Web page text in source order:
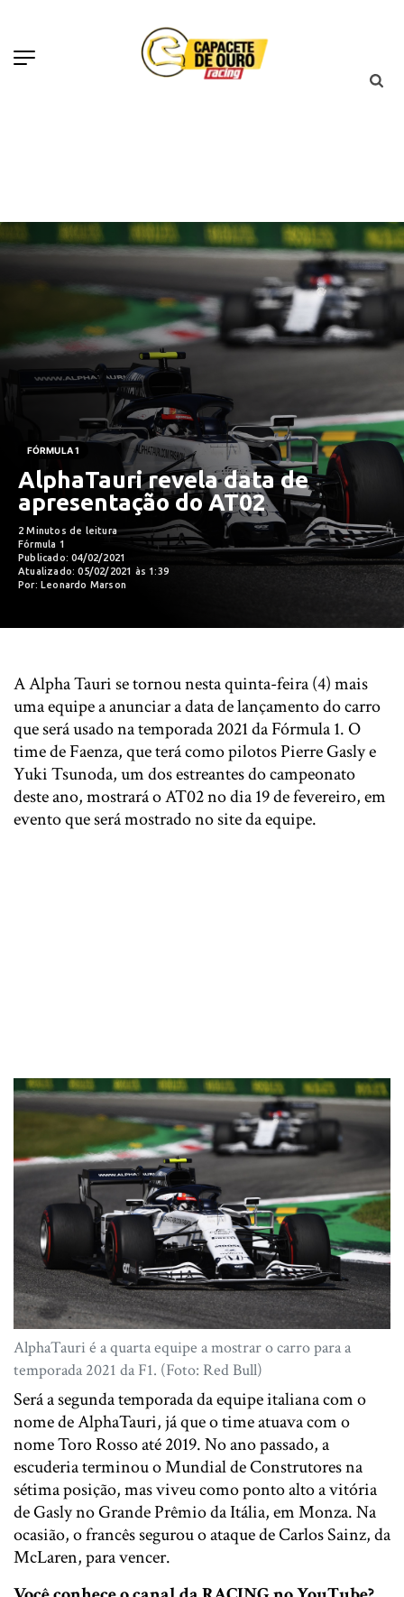
FÓRMULA 1
AlphaTauri revela data de
apresentação do AT02
2 Minutos de leitura
Fórmula 1
Publicado: 04/02/2021
Atualizado: 05/02/2021 às 1:39
Por: Leonardo Marson
A Alpha Tauri se tornou nesta quinta-feira (4) mais
uma equipe a anunciar a data de lançamento do carro
que será usado na temporada 2021 da Fórmula 1. O
time de Faenza, que terá como pilotos Pierre Gasly e
Yuki Tsunoda, um dos estreantes do campeonato
deste ano, mostrará o AT02 no dia 19 de fevereiro, em
evento que será mostrado no site da equipe.
AlphaTauri é a quarta equipe a mostrar o carro para a
temporada 2021 da F1. (Foto: Red Bull)
Será a segunda temporada da equipe italiana com o
nome de AlphaTauri, já que o time atuava com o
nome Toro Rosso até 2019. No ano passado, a
escuderia terminou o Mundial de Construtores na
sétima posição, mas viveu como ponto alto a vitória
de Gasly no Grande Prêmio da Itália, em Monza. Na
ocasião, o francês segurou o ataque de Carlos Sainz, da
McLaren, para vencer.